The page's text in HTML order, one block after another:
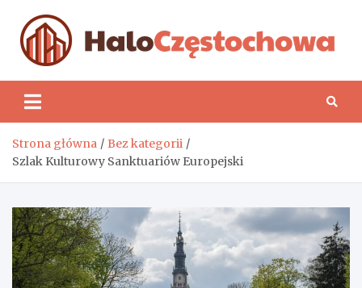
content
Strona główna
Bez kategorii
Szlak Kulturowy Sanktuariów Europejski